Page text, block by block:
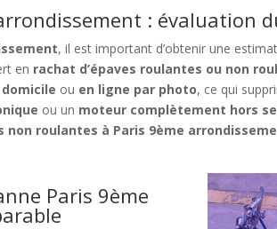
: évaluation
, il est important d’obtenir une
en rachat d’épaves roulantes ou non
domicile ou en ligne par photo, ce qui
ou un moteur complètement hors
non roulantes à Paris 9ème
Paris 9ème